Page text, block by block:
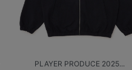
PLAYER PRODUCE 2025...